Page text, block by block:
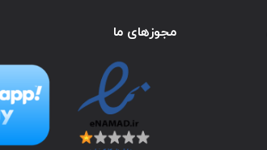
مجوزهای ما